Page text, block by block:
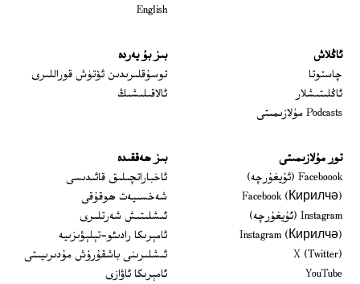
English
ئاڭلاش
چاستوتا
ئاڭلىتىشلار
Podcasts مۇلازىمىتى
بىز بۇ يەردە
توسۇقلىرىدىن ئۆتۈش قوراللىرى
ئالاقىلىشىڭ
تور مۇلازىمىتى
Faceboook (ئۇيغۇرچە)
Opens in new window
Facebook (Кирилчә)
Opens in new window
Instagram (ئۇيغۇرچە)
Opens in new window
Instagram (Кирилчә)
Opens in new window
X (Twitter)
YouTube
بىز ھەققىدە
ئاخباراتچىلىق قائىدىسى
شەخسىيەت ھوقۇقى
ئىشلىتىش شەرتلىرى
ئامېرىكا رادىئو-تېلېۋىزىيە
ئىشلىرىنى باشقۇرۇش مۇدىرىيىتى
ئامېرىكا ئاۋازى